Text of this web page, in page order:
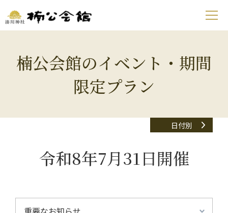
楠公会館のイベント・期間
限定プラン
日付別
令和8年7月31日開催